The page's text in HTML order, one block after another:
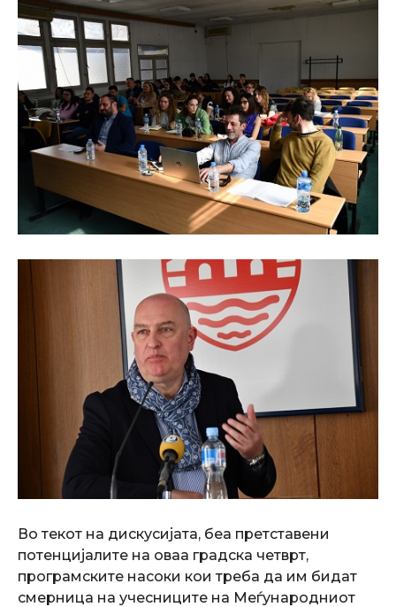
Во текот на дискусијата, беа претставени
потенцијалите на оваа градска четврт,
програмските насоки кои треба да им бидат
смерница на учесниците на Меѓународниот